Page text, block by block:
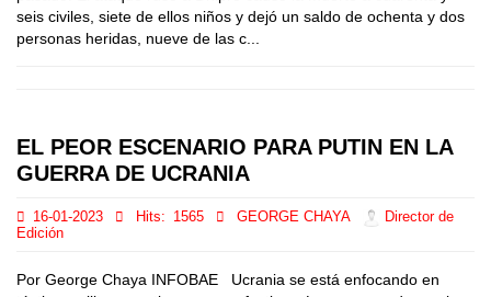
seis civiles, siete de ellos niños y dejó un saldo de ochenta y dos
personas heridas, nueve de las c...
EL PEOR ESCENARIO PARA PUTIN EN LA
GUERRA DE UCRANIA
16-01-2023 Hits: 1565 GEORGE CHAYA
Director de
Edición
Por George Chaya INFOBAE Ucrania se está enfocando en